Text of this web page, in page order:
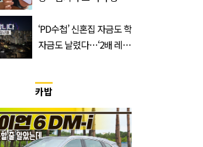
‘PD수첩’ 신혼집 자금도 학
자금도 날렸다…‘2배 레버
카밥